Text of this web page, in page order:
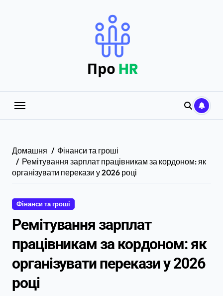
Домашня
Фінанси та гроші
Ремітування зарплат працівникам за кордоном: як
організувати перекази у 2026 році
Фінанси та гроші
Ремітування зарплат
працівникам за кордоном: як
організувати перекази у 2026
році